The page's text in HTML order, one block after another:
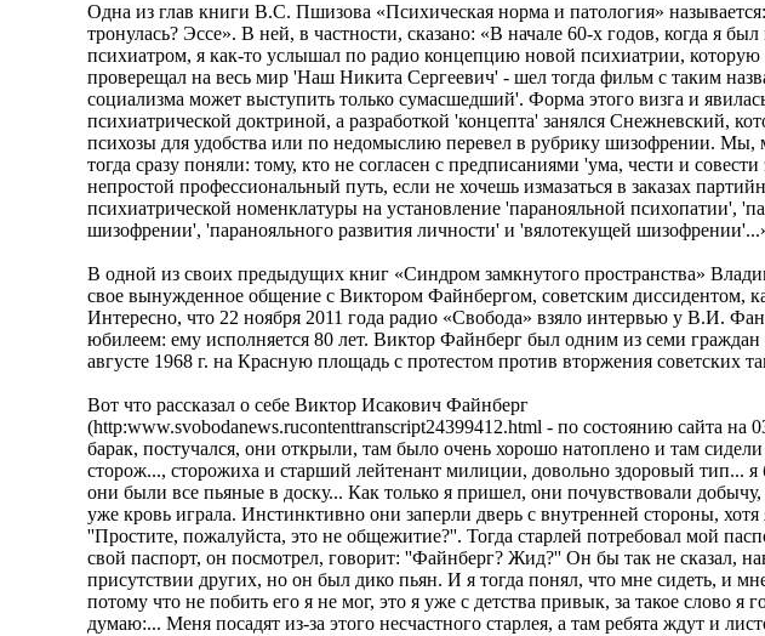
Одна из глав книги В.С. Пшизова «Психическая норма и патология»
тронулась? Эссе». В ней, в частности, сказано: «В начале 60-х годов, когда я
психиатром, я как-то услышал по радио концепцию новой психиатрии, которую
проверещал на весь мир 'Наш Никита Сергеевич' - шел тогда фильм с таким
социализма может выступить только сумасшедший'. Форма этого визга и
психиатрической доктриной, а разработкой 'концепта' занялся Снежневский,
психозы для удобства или по недомыслию перевел в рубрику шизофрении. Мы,
тогда сразу поняли: тому, кто не согласен с предписаниями 'ума, чести и
непростой профессиональный путь, если не хочешь измазаться в заказах
психиатрической номенклатуры на установление 'паранояльной психопатии',
шизофрении', 'паранояльного развития личности' и 'вялотекущей
В одной из своих предыдущих книг «Синдром замкнутого пространства»
свое вынужденное общение с Виктором Файнбергом, советским диссидентом,
Интересно, что 22 ноября 2011 года радио «Свобода» взяло интервью у В.И.
юбилеем: ему исполняется 80 лет. Виктор Файнберг был одним из семи
августе 1968 г. на Красную площадь с протестом против вторжения советских
Вот что рассказал о себе Виктор Исакович Файнберг
(http:www.svobodanews.rucontenttranscript24399412.html - по состоянию сайта на
барак, постучался, они открыли, там было очень хорошо натоплено и там сидели
сторож..., сторожиха и старший лейтенант милиции, довольно здоровый тип...
они были все пьяные в доску... Как только я пришел, они почувствовали
уже кровь играла. Инстинктивно они заперли дверь с внутренней стороны,
''Простите, пожалуйста, это не общежитие?''. Тогда старлей потребовал мой
свой паспорт, он посмотрел, говорит: ''Файнберг? Жид?'' Он бы так не сказал,
присутствии других, но он был дико пьян. И я тогда понял, что мне сидеть, и
потому что не побить его я не мог, это я уже с детства привык, за такое слово я
думаю:... Меня посадят из-за этого несчастного старлея, а там ребята ждут и